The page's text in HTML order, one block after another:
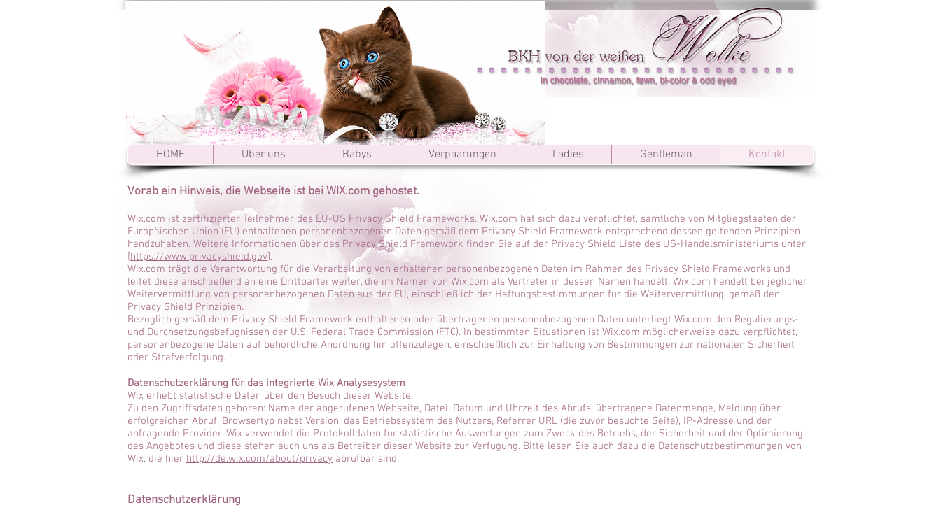
HOME Über uns Babys Verpaarungen Ladies Gentleman Kontakt
Vorab ein Hinweis, die Webseite ist bei WIX.com gehostet.
Wix.com ist zertifizierter Teilnehmer des EU-US Privacy Shield Frameworks. Wix.com hat sich dazu verpflichtet, sämtliche von Mitgliegstaaten der
Europäischen Union (EU) enthaltenen personenbezogenen Daten gemäß dem Privacy Shield Framework entsprechend dessen geltenden Prinzipien
handzuhaben. Weitere Informationen über das Privacy Shield Framework finden Sie auf der Privacy Shield Liste des US-Handelsministeriums unter
[https://www.privacyshield.gov].
Wix.com trägt die Verantwortung für die Verarbeitung von erhaltenen personenbezogenen Daten im Rahmen des Privacy Shield Frameworks und
leitet diese anschließend an eine Drittpartei weiter, die im Namen von Wix.com als Vertreter in dessen Namen handelt. Wix.com handelt bei jeglicher
Weitervermittlung von personenbezogenen Daten aus der EU, einschließlich der Haftungsbestimmungen für die Weitervermittlung, gemäß den
Privacy Shield Prinzipien.
Bezüglich gemäß dem Privacy Shield Framework enthaltenen oder übertragenen personenbezogenen Daten unterliegt Wix.com den Regulierungs-
und Durchsetzungsbefugnissen der U.S. Federal Trade Commission (FTC). In bestimmten Situationen ist Wix.com möglicherweise dazu verpflichtet,
personenbezogene Daten auf behördliche Anordnung hin offenzulegen, einschließlich zur Einhaltung von Bestimmungen zur nationalen Sicherheit
oder Strafverfolgung.
Datenschutzerklärung für das integrierte Wix Analysesystem
Wix erhebt statistische Daten über den Besuch dieser Website.
Zu den Zugriffsdaten gehören: Name der abgerufenen Webseite, Datei, Datum und Uhrzeit des Abrufs, übertragene Datenmenge, Meldung über
erfolgreichen Abruf, Browsertyp nebst Version, das Betriebssystem des Nutzers, Referrer URL (die zuvor besuchte Seite), IP-Adresse und der
anfragende Provider. Wix verwendet die Protokolldaten für statistische Auswertungen zum Zweck des Betriebs, der Sicherheit und der Optimierung
des Angebotes und diese stehen auch uns als Betreiber dieser Website zur Verfügung. Bitte lesen Sie auch dazu die Datenschutzbestimmungen von
Wix, die hier http://de.wix.com/about/privacy abrufbar sind.​
Datenschutzerklärung